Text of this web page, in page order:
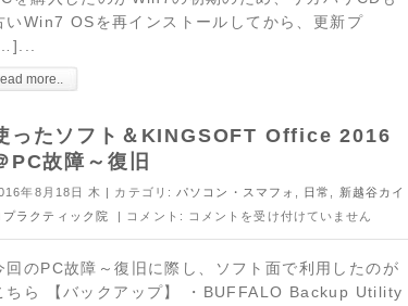
いWin7 OSを再インストールしてから、更新プ
more..
ったソフト＆KINGSOFT Office 2016
PC故障～復旧
年8月18日 木 | カテゴリ: パソコン・スマフォ 日常
新越谷カイ
プラクティック院 | コメント: コメントを受け付けていません
回のPC故障～復旧に際し、ソフト面で利用したのが
ちら 【バックアップ】 ・BUFFALO Backup Utility